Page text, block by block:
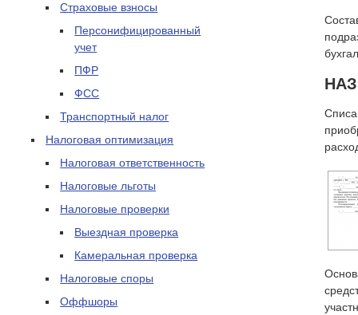
Страховые взносы
Персонифицированный
учет
ПФР
ФСС
Транспортный налог
Налоговая оптимизация
Налоговая ответственность
Налоговые льготы
Налоговые проверки
Выездная проверка
Камеральная проверка
Налоговые споры
Оффшоры